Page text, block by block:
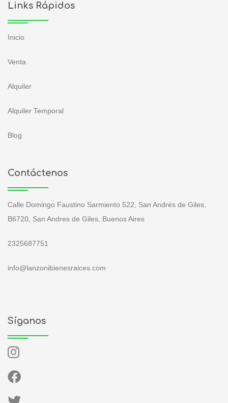
Links Rápidos
Inicio
Venta
Alquiler
Alquiler Temporal
Blog
Contáctenos
Calle Domingo Faustino Sarmiento 522, San Andrés de Giles,
B6720, San Andres de Giles, Buenos Aires
2325687751
info@lanzonibienesraices.com
Síganos